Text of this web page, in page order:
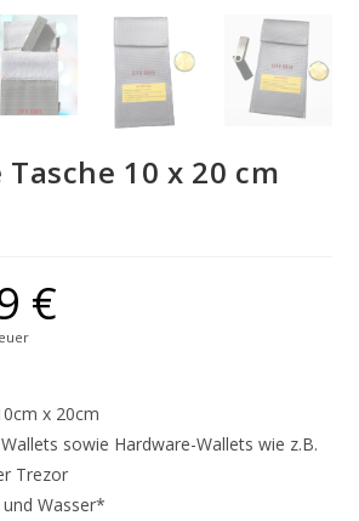
10 x 20 cm
€
x 20cm
sowie Hardware-Wallets wie z.B.
Trezor
Wasser*